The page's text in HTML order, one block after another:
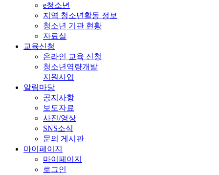
e청소년
지역 청소년활동 정보
청소년 기관 현황
자료실
교육신청
온라인 교육 신청
청소년역량개발
지원사업
알림마당
공지사항
보도자료
사진/영상
SNS소식
문의 게시판
마이페이지
마이페이지
로그인